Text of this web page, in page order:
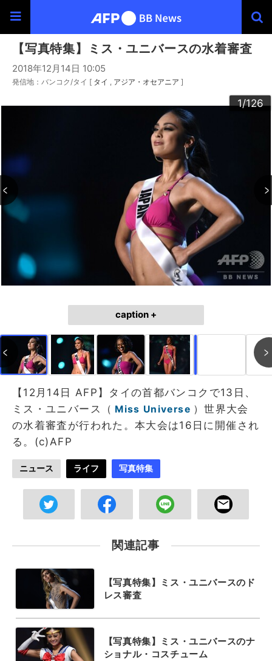
【写真特集】ミス・ユニバースの水着審査
2018年12月14日 10:05
発信地：バンコク/タイ [ タイ アジア・オセアニア ]
1/126
2/126
3/126
4/126
5/126
6/126
7/126
8/126
9/126
10/126
11/126
12/126
13/126
14/126
15/126
16/126
17/126
18/126
19/126
20/126
21/126
22/126
23/126
24/126
25/126
26/126
27/126
28/126
29/126
30/126
31/126
32/126
33/126
34/126
35/126
36/126
37/126
38/126
39/126
40/126
41/126
42/126
43/126
44/126
45/126
46/126
47/126
48/126
49/126
50/126
51/126
52/126
53/126
54/126
55/126
56/126
57/126
58/126
59/126
60/126
61/126
62/126
63/126
64/126
65/126
66/126
67/126
68/126
69/126
70/126
71/126
72/126
73/126
74/126
75/126
76/126
77/126
78/126
79/126
80/126
81/126
82/126
83/126
84/126
85/126
86/126
87/126
88/126
89/126
90/126
91/126
92/126
93/126
94/126
95/126
96/126
97/126
98/126
99/126
100/126
101/126
102/126
103/126
104/126
105/126
106/126
107/126
108/126
109/126
110/126
111/126
112/126
113/126
114/126
115/126
116/126
117/126
118/126
119/126
120/126
121/126
122/126
123/126
124/126
125/126
126/126
caption +
成中 画像作成中
【12月14日 AFP】タイの首都バンコクで13日、
ミス・ユニバース（ Miss Universe ）世界大会
の水着審査が行われた。本大会は16日に開催され
る。(c)AFP
ニュース ライフ 写真特集
関連記事
【写真特集】ミス・ユニバースのド
レス審査
【写真特集】ミス・ユニバースのナ
ショナル・コスチューム